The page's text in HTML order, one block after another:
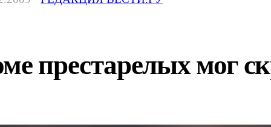
престарелых мог